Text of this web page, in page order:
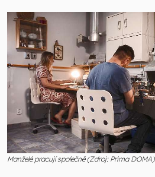
Manželé pracují společně (Zdroj: Prima DOMA)